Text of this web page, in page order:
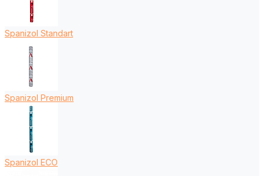
Spanizol Standart
Spanizol Premium
Spanizol ECO